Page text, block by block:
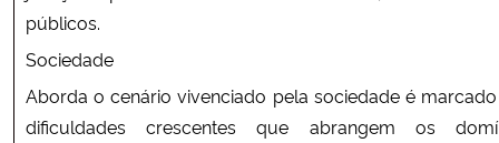
públicos.
Sociedade
Aborda o cenário vivenciado pela sociedade é
dificuldades crescentes que abrangem os